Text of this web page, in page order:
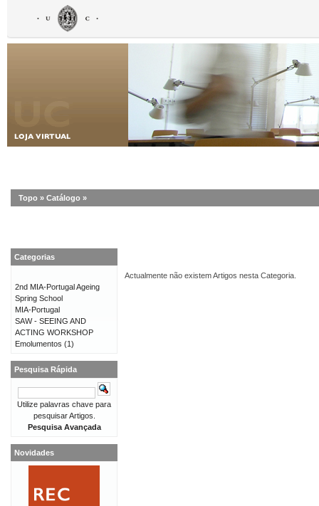
Topo » Catálogo »
Actualmente não existem Artigos nesta Categoria.
Categorias
2nd MIA-Portugal Ageing
Spring School
MIA-Portugal
SAW - SEEING AND
ACTING WORKSHOP
Emolumentos (1)
Pesquisa Rápida
Utilize palavras chave para
pesquisar Artigos.
Pesquisa Avançada
Novidades